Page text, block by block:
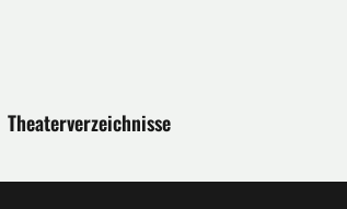
Theaterverzeichnisse